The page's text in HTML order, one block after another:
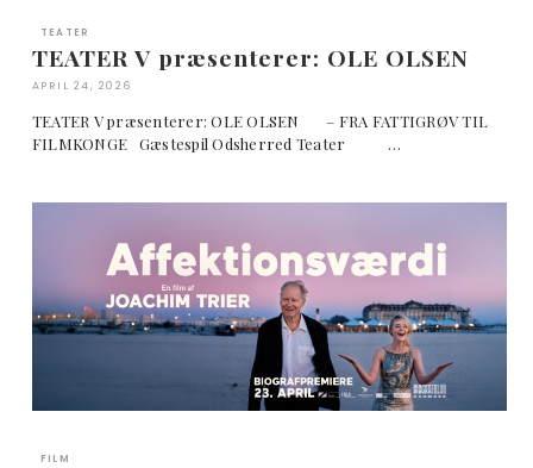
TEATER
TEATER V præsenterer: OLE OLSEN
APRIL 24, 2026
TEATER V præsenterer: OLE OLSEN – FRA FATTIGRØV TIL
FILMKONGE Gæstespil Odsherred Teater …
FILM